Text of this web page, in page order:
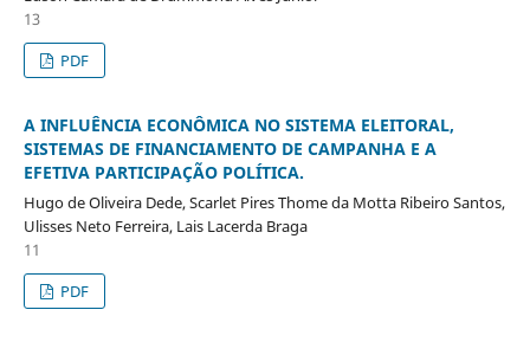
13
PDF
A INFLUÊNCIA ECONÔMICA NO SISTEMA ELEITORAL,
SISTEMAS DE FINANCIAMENTO DE CAMPANHA E A
EFETIVA PARTICIPAÇÃO POLÍTICA.
Hugo de Oliveira Dede, Scarlet Pires Thome da Motta Ribeiro Santos,
Ulisses Neto Ferreira, Lais Lacerda Braga
11
PDF